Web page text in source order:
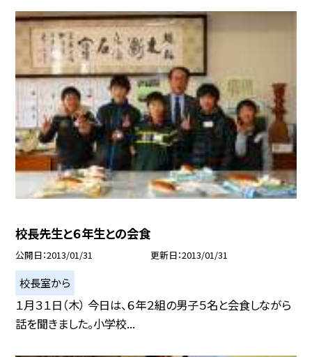
校長先生と６年生との会食
公開日 2013/01/31 更新日 2013/01/31
校長室から
１月３１日（木） 今日は、６年２組の男子５名と会食しながら
話を聞きました。小学校...